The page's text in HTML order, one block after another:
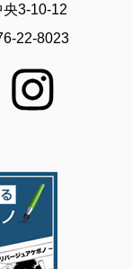
3-10-12
22-8023